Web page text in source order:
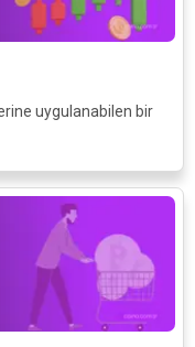
uygulanabilen bir